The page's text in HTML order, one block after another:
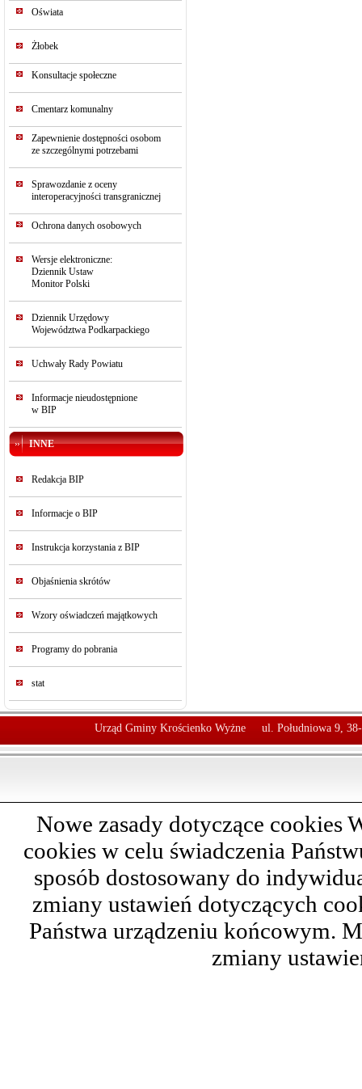
Oświata
Żłobek
Konsultacje społeczne
Cmentarz komunalny
Zapewnienie dostępności osobom
ze szczególnymi potrzebami
Sprawozdanie z oceny
interoperacyjności transgranicznej
Ochrona danych osobowych
Wersje elektroniczne:
Dziennik Ustaw
Monitor Polski
Dziennik Urzędowy
Województwa Podkarpackiego
Uchwały Rady Powiatu
Informacje nieudostępnione
w BIP
INNE
Redakcja BIP
Informacje o BIP
Instrukcja korzystania z BIP
Objaśnienia skrótów
Wzory oświadczeń majątkowych
Programy do pobrania
stat
Urząd Gminy Krościenko Wyżne ul. Południowa 9,
Nowe zasady dotyczące cookies
cookies w celu świadczenia
sposób dostosowany do
zmiany ustawień dotyczących
Państwa urządzeniu końcowym.
zmiany